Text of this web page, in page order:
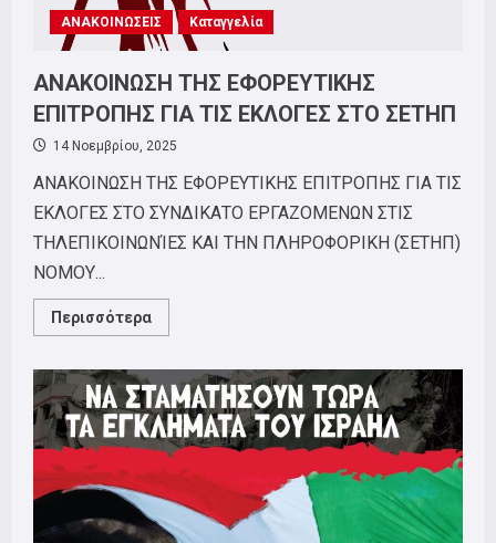
ΑΝΑΚΟΙΝΩΣΕΙΣ Καταγγελία
ΑΝΑΚΟΙΝΩΣΗ ΤΗΣ ΕΦΟΡΕΥΤΙΚΗΣ
ΕΠIΤΡΟΠΗΣ ΓΙΑ ΤΙΣ ΕΚΛΟΓΕΣ ΣΤΟ ΣΕΤΗΠ
14 Νοεμβρίου, 2025
ΑΝΑΚΟΙΝΩΣΗ ΤΗΣ ΕΦΟΡΕΥΤΙΚΗΣ ΕΠIΤΡΟΠΗΣ ΓΙΑ ΤΙΣ
ΕΚΛΟΓΕΣ ΣΤΟ ΣΥΝΔΙΚΑΤΟ ΕΡΓΑΖΟΜΕΝΩΝ ΣΤΙΣ
ΤΗΛΕΠΙΚΟΙΝΩΝΊΕΣ ΚΑΙ ΤΗΝ ΠΛΗΡΟΦΟΡΙΚΗ (ΣΕΤΗΠ)
ΝΟΜΟΥ...
Περισσότερα
more
ΕΦΟΡΕΥΤΙΚΗΣ
ΕΠIΤΡΟΠΗΣ
ΓΙΑ
ΤΙΣ
ΕΚΛΟΓΕΣ
ΣΤΟ
ΣΕΤΗΠ